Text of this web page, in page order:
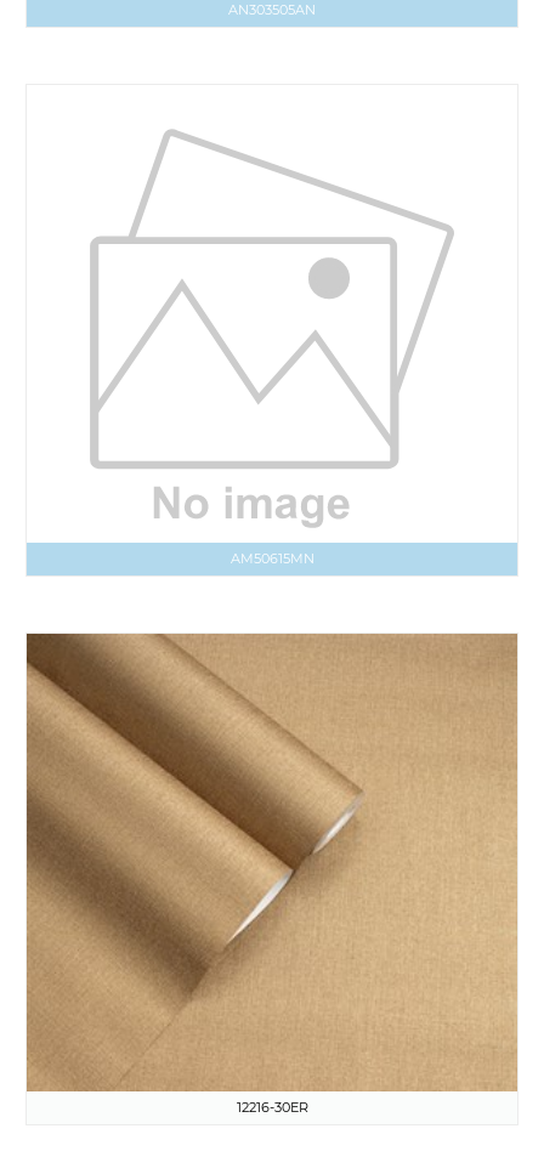
AN303505AN
AM50615MN
12216-30ER